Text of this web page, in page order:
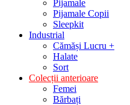
Pijamale
Pijamale Copii
Sleepkit
Industrial
Cămăși Lucru +
Halate
Sort
Colecții anterioare
Femei
Bărbați